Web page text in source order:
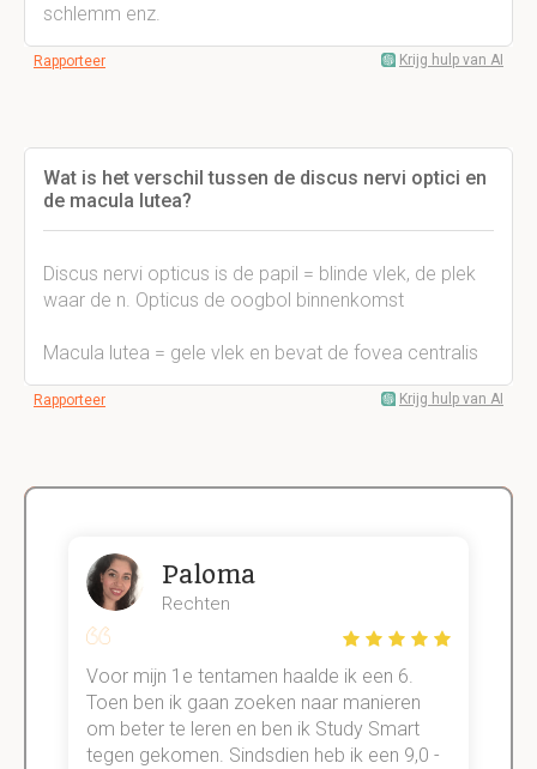
schlemm enz.
Rapporteer Krijg hulp van AI
Wat is het verschil tussen de discus nervi optici en
de macula lutea?
Discus nervi opticus is de papil = blinde vlek, de plek
waar de n. Opticus de oogbol binnenkomst
Macula lutea = gele vlek en bevat de fovea centralis
Rapporteer Krijg hulp van AI
Paloma
Rechten
Voor mijn 1e tentamen haalde ik een 6.
Toen ben ik gaan zoeken naar manieren
om beter te leren en ben ik Study Smart
tegen gekomen. Sindsdien heb ik een 9,0 -